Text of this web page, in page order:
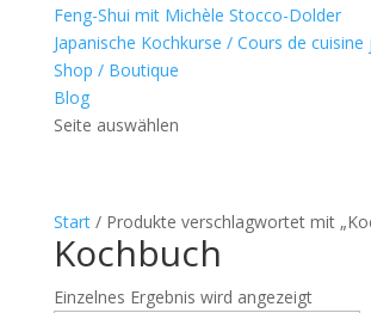
Feng-Shui mit Michèle Stocco-Dolder
Japanische Kochkurse / Cours de cuisine
Shop / Boutique
Blog
Seite auswählen
Start/ Produkte verschlagwortet mit
Kochbuch
Einzelnes Ergebnis wird angezeigt